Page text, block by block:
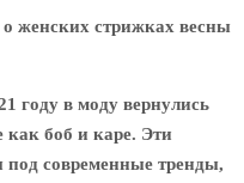
женских стрижках весны
году в моду вернулись
как боб и каре. Эти
современные тренды,